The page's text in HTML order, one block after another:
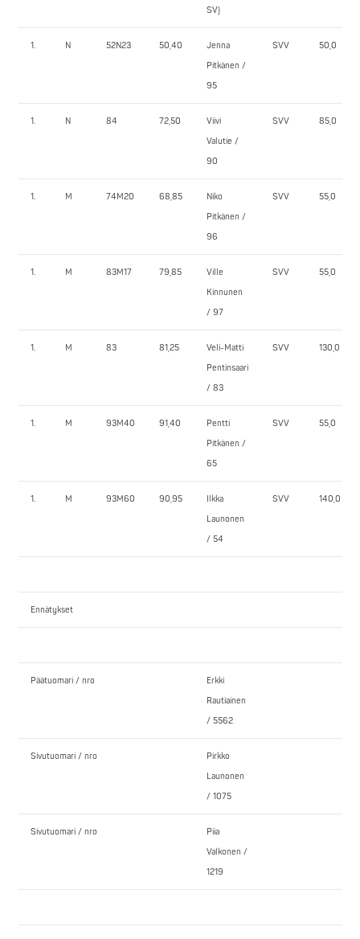
SV)
1. N 52N23 50,40
Jenna
Pitkänen /
95
SVV 50,0
1. N 84 72,50
Viivi
Valutie /
90
SVV 85,0
1. M 74M20 68,85
Niko
Pitkänen /
96
SVV 55,0
1. M 83M17 79,85
Ville
Kinnunen
/ 97
SVV 55,0
1. M 83 81,25
Veli-Matti
Pentinsaari
/ 83
SVV 130,0
1. M 93M40 91,40
Pentti
Pitkänen /
65
SVV 55,0
1. M 93M60 90,95
Ilkka
Launonen
/ 54
SVV 140,0
Ennätykset
Päätuomari / nro
Erkki
Rautiainen
/ 5562
Sivutuomari / nro
Pirkko
Launonen
/ 1075
Sivutuomari / nro
Piia
Valkonen /
1219